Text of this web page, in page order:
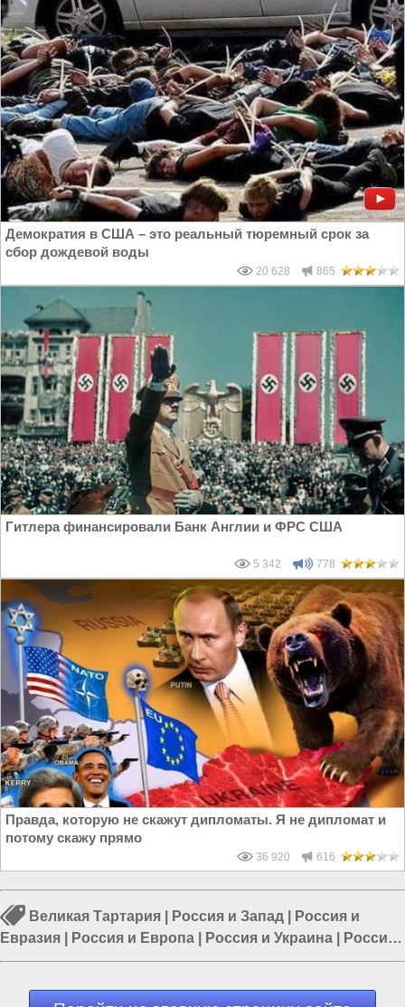
Демократия в США – это реальный тюремный срок за
сбор дождевой воды
20 628 865
Гитлера финансировали Банк Англии и ФРС США
5 342 778
Правда, которую не скажут дипломаты. Я не дипломат и
потому скажу прямо
36 920 616
Великая Тартария Россия и Запад
Россия и
Евразия
Россия и Европа Россия и Украина
Россия
и ЕС|Европа и Украина